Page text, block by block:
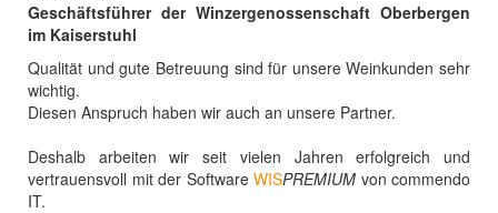
Geschäftsführer der Winzergenossenschaft Oberbergen
im Kaiserstuhl
Qualität und gute Betreuung sind für unsere Weinkunden sehr
wichtig.
Diesen Anspruch haben wir auch an unsere Partner.
Deshalb arbeiten wir seit vielen Jahren erfolgreich und
vertrauensvoll mit der Software WISPREMIUM von commendo
IT.